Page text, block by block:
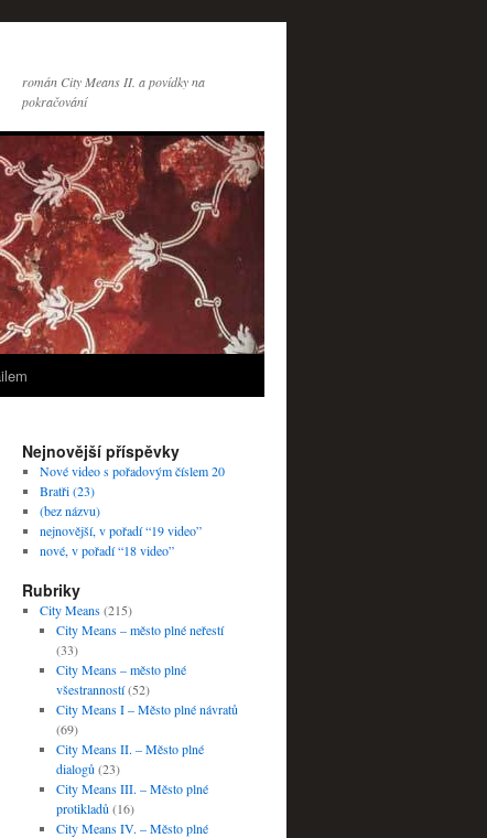
román City Means II. a povídky na
pokračování
Nejnovější příspěvky
Nové video s pořadovým číslem 20
Bratři (23)
(bez názvu)
nejnovější, v pořadí “19 video”
nové, v pořadí “18 video”
Rubriky
City Means(215)
City Means – město plné neřestí
(33)
City Means – město plné
všestranností(52)
City Means I – Město plné návratů
(69)
City Means II. – Město plné
dialogů (23)
City Means III. – Město plné
protikladů (16)
City Means IV. – Město plné